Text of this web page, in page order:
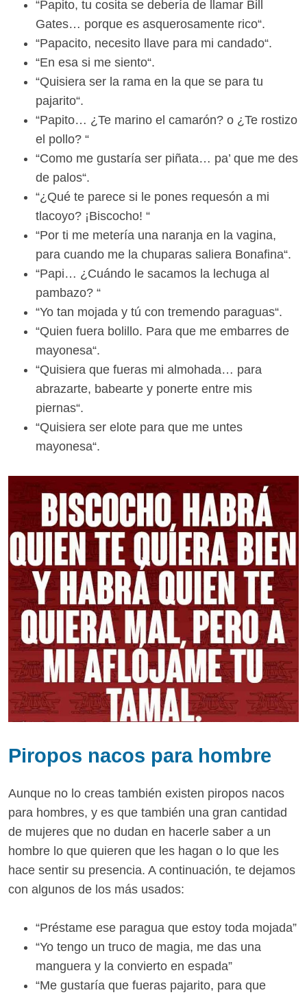
“Papito, tu cosita se debería de llamar Bill
Gates… porque es asquerosamente rico“.
“Papacito, necesito llave para mi candado“.
“En esa si me siento“.
“Quisiera ser la rama en la que se para tu
pajarito“.
“Papito… ¿Te marino el camarón? o ¿Te rostizo
el pollo? “
“Como me gustaría ser piñata… pa’ que me des
de palos“.
“¿Qué te parece si le pones requesón a mi
tlacoyo? ¡Biscocho! “
“Por ti me metería una naranja en la vagina,
para cuando me la chuparas saliera Bonafina“.
“Papi… ¿Cuándo le sacamos la lechuga al
pambazo? “
“Yo tan mojada y tú con tremendo paraguas“.
“Quien fuera bolillo. Para que me embarres de
mayonesa“.
“Quisiera que fueras mi almohada… para
abrazarte, babearte y ponerte entre mis
piernas“.
“Quisiera ser elote para que me untes
mayonesa“.
Piropos nacos para hombre
Aunque no lo creas también existen piropos nacos
para hombres, y es que también una gran cantidad
de mujeres que no dudan en hacerle saber a un
hombre lo que quieren que les hagan o lo que les
hace sentir su presencia. A continuación, te dejamos
con algunos de los más usados:
“Préstame ese paragua que estoy toda mojada”
“Yo tengo un truco de magia, me das una
manguera y la convierto en espada”
“Me gustaría que fueras pajarito, para que